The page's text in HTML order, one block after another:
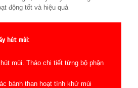
động tốt và hiệu quả
hút mùi:
mùi. Tháo chi tiết từng bộ phận
bánh than hoạt tính khử mùi